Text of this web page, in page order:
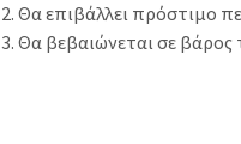
2. Θα επιβάλλει πρόστιμο
3. Θα βεβαιώνεται σε